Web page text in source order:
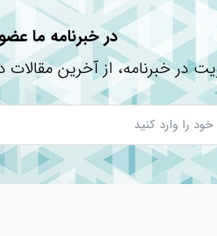
در خبرنامه ما
در خبرنامه، از آخرین